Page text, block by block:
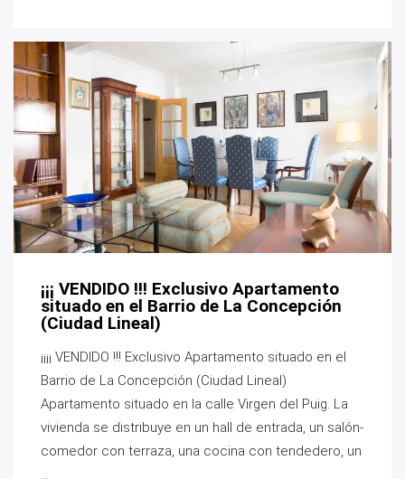
¡¡¡ VENDIDO !!! Exclusivo Apartamento
situado en el Barrio de La Concepción
(Ciudad Lineal)
¡¡¡¡ VENDIDO !!! Exclusivo Apartamento situado en el
Barrio de La Concepción (Ciudad Lineal)
Apartamento situado en la calle Virgen del Puig. La
vivienda se distribuye en un hall de entrada, un salón-
comedor con terraza, una cocina con tendedero, un
...